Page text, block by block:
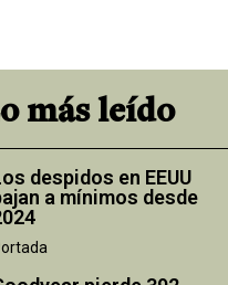
más leído
despidos en EEUU
a mínimos desde